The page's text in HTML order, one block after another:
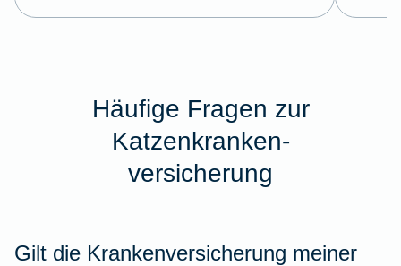
Häufige Fragen zur
Katzenkranken-
versicherung
Gilt die Krankenversicherung meiner